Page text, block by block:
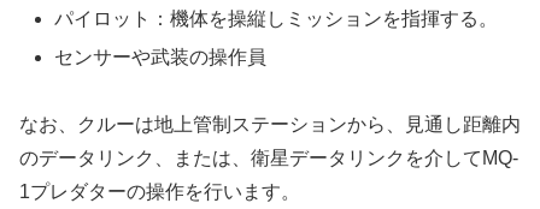
パイロット：機体を操縦しミッションを指揮する。
センサーや武装の操作員
なお、クルーは地上管制ステーションから、見通し距離内
のデータリンク、または、衛星データリンクを介してMQ-
1プレダターの操作を行います。